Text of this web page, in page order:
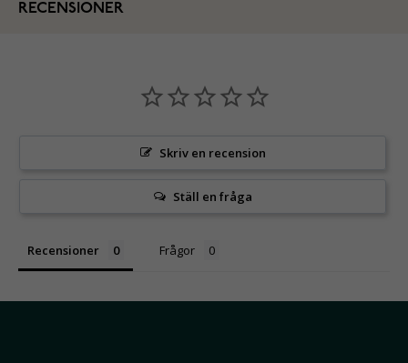
RECENSIONER
Skriv en recension
Ställ en fråga
Recensioner Frågor